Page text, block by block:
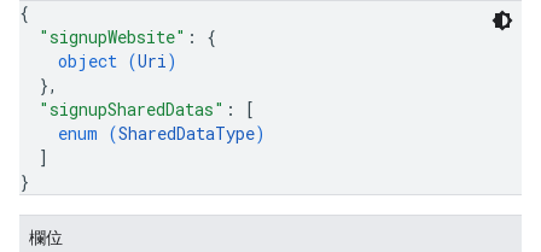
{
"signupWebsite" : {
object (Uri)
},
"signupSharedDatas" :
[
enum (SharedDataType)
]
}
欄位